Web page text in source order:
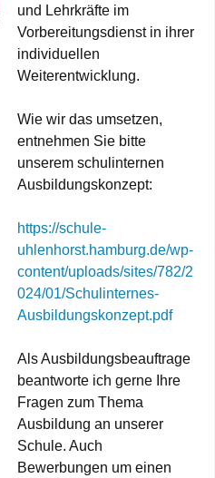
und Lehrkräfte im
Vorbereitungsdienst in ihrer
individuellen
Weiterentwicklung.
Wie wir das umsetzen,
entnehmen Sie bitte
unserem schulinternen
Ausbildungskonzept:
https://schule-
uhlenhorst.hamburg.de/wp-
content/uploads/sites/782/2
024/01/Schulinternes-
Ausbildungskonzept.pdf
Als Ausbildungsbeauftrage
beantworte ich gerne Ihre
Fragen zum Thema
Ausbildung an unserer
Schule. Auch
Bewerbungen um einen